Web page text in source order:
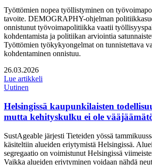
Työttömien nopea työllistyminen on
tavoite. DEMOGRAPHY-ohjelman
onnistunut työvoimapolitiikka vaatii
kohdentamista ja politiikan arviointia
Työttömien työkykyongelmat on tunnistettava
kohdentaminen onnistuu.
Julkaistu:
26.03.2026
Lue artikkeli
Uutinen
Helsingissä kaupunkilaisten
mutta kehityskulku ei ole
SustAgeable järjesti Tieteiden yössä
käsiteltiin alueiden eriytymistä Helsingissä.
segregaatio on voimistunut Helsingissä
Vaikka alueiden eriytyminen voidaan nähdä